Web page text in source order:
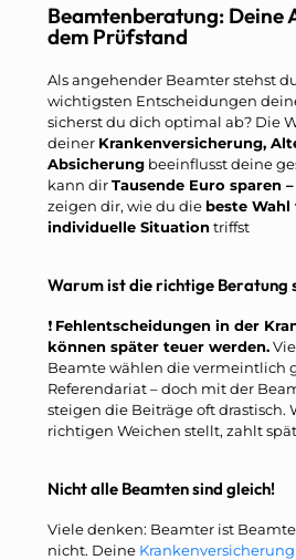
Beamtenberatung: Deine
dem Prüfstand
Als angehender Beamter stehst
wichtigsten Entscheidungen
sicherst du dich optimal ab? Die
deiner Krankenversicherung,
Absicherung beeinflusst deine
kann dirTausende Euro sparen
zeigen dir, wie du die beste
individuelle Situationtriffst
Warum ist die richtige Beratung
❗ Fehlentscheidungen in der
können später teuer werden.
Beamte wählen die vermeintlich
Referendariat – doch mit der
steigen die Beiträge oft drastisch.
richtigen Weichen stellt, zahlt
Nicht alle Beamten sind gleich!
Viele denken: Beamter ist
nicht. Deine Krankenversicherung